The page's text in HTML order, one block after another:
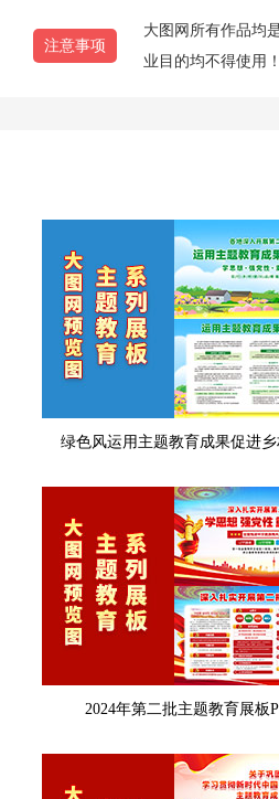
注意事项
大图网所有作品均
业目的均不得使用
绿色风运用主题教育成果促进
2024年第二批主题教育展板